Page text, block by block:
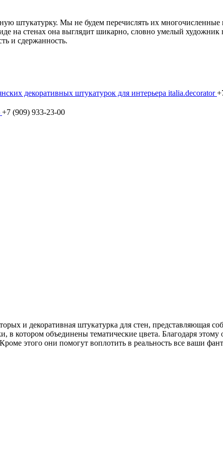
штукатурку. Мы не будем перечислять их
на стенах она выглядит шикарно, словно умелый художник
и сдержанность.
декоративных штукатурок для интерьера italia.decorator
+7 (909) 933-23-00
и декоративная штукатурка для стен, представляющая
в котором объединены тематические цвета. Благодаря
этого они помогут воплотить в реальность все ваши